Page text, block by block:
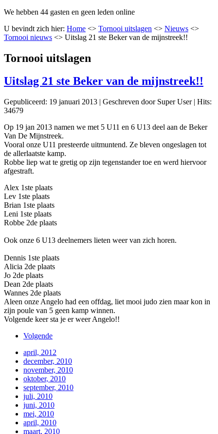
We hebben 44 gasten en geen leden online
U bevindt zich hier: Home <> Tornooi uitslagen <> Nieuws <>
Tornooi nieuws <> Uitslag 21 ste Beker van de mijnstreek!!
Tornooi uitslagen
Uitslag 21 ste Beker van de mijnstreek!!
Gepubliceerd: 19 januari 2013 | Geschreven door Super User| Hits:
34679
Op 19 jan 2013 namen we met 5 U11 en 6 U13 deel aan de Beker
Van De Mijnstreek.
Vooral onze U11 presteerde uitmuntend. Ze bleven ongeslagen tot
de allerlaatste kamp.
Robbe liep wat te gretig op zijn tegenstander toe en werd hiervoor
afgestraft.
Alex 1ste plaats
Lev 1ste plaats
Brian 1ste plaats
Leni 1ste plaats
Robbe 2de plaats
Ook onze 6 U13 deelnemers lieten weer van zich horen.
Dennis 1ste plaats
Alicia 2de plaats
Jo 2de plaats
Dean 2de plaats
Wannes 2de plaats
Aleen onze Angelo had een offdag, liet mooi judo zien maar kon in
zijn poule van 5 geen kamp winnen.
Volgende keer sta je er weer Angelo!!
Volgende
april, 2012
december, 2010
november, 2010
oktober, 2010
september, 2010
juli, 2010
juni, 2010
mei, 2010
april, 2010
maart, 2010